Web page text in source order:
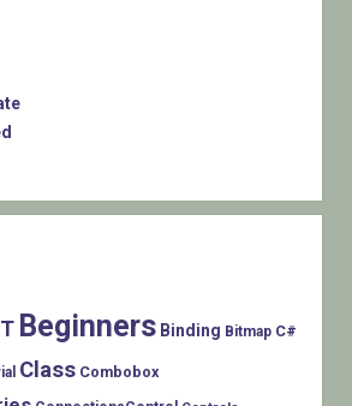
Beginners Binding Bitmap C#
Class Combobox